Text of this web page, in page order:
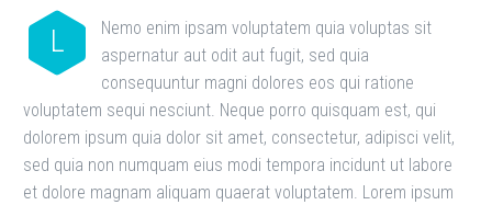
L
Nemo enim ipsam voluptatem quia voluptas sit
aspernatur aut odit aut fugit, sed quia
consequuntur magni dolores eos qui ratione
voluptatem sequi nesciunt. Neque porro quisquam est, qui
dolorem ipsum quia dolor sit amet, consectetur, adipisci velit,
sed quia non numquam eius modi tempora incidunt ut labore
et dolore magnam aliquam quaerat voluptatem. Lorem ipsum